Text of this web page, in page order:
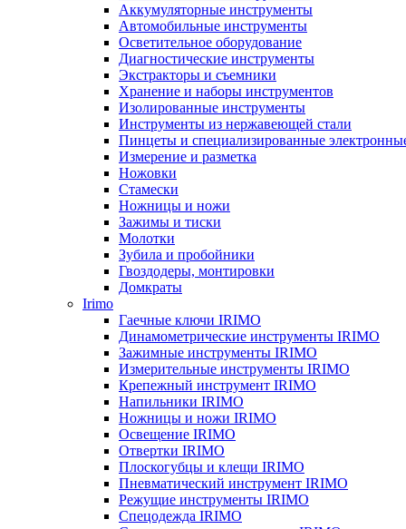
Аккумуляторные инструменты
Автомобильные инструменты
Осветительное оборудование
Диагностические инструменты
Экстракторы и съемники
Хранение и наборы инструментов
Изолированные инструменты
Инструменты из нержавеющей стали
Пинцеты и специализированные
Измерение и разметка
Ножовки
Стамески
Ножницы и ножи
Зажимы и тиски
Молотки
Зубила и пробойники
Гвоздодеры, монтировки
Домкраты
Irimo
Гаечные ключи IRIMO
Динамометрические инструменты IRIMO
Зажимные инструменты IRIMO
Измерительные инструменты IRIMO
Крепежный инструмент IRIMO
Напильники IRIMO
Ножницы и ножи IRIMO
Освещение IRIMO
Отвертки IRIMO
Плоскогубцы и клещи IRIMO
Пневматический инструмент IRIMO
Режущие инструменты IRIMO
Спецодежда IRIMO